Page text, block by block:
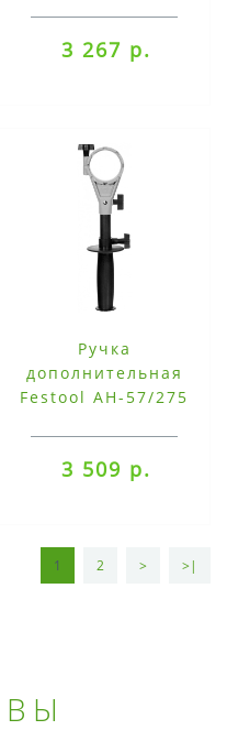
3 267 р.
Ручка
дополнительная
Festool AH-57/275
3 509 р.
1 2 > >|